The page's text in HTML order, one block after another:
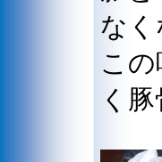
なく
こ
く